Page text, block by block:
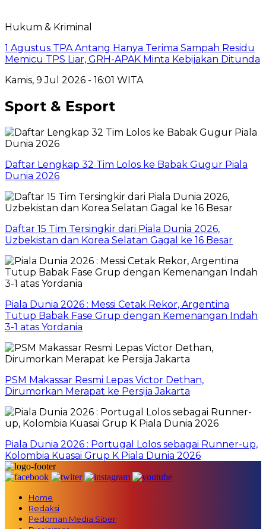
Hukum & Kriminal
1 Agustus TPA Antang Hanya Terima Sampah Residu
Memicu TPS Liar, GRH-APAK Minta Kebijakan Ditunda
Kamis, 9 Jul 2026 - 16:01 WITA
Sport & Esport
Daftar Lengkap 32 Tim Lolos ke Babak Gugur Piala
Dunia 2026
Daftar 15 Tim Tersingkir dari Piala Dunia 2026,
Uzbekistan dan Korea Selatan Gagal ke 16 Besar
Piala Dunia 2026 : Messi Cetak Rekor, Argentina
Tutup Babak Fase Grup dengan Kemenangan Indah
3-1 atas Yordania
PSM Makassar Resmi Lepas Victor Dethan,
Dirumorkan Merapat ke Persija Jakarta
Piala Dunia 2026 : Portugal Lolos sebagai Runner-up,
Kolombia Kuasai Grup K Piala Dunia 2026
Home
Redaksi
Pedoman Media Siber